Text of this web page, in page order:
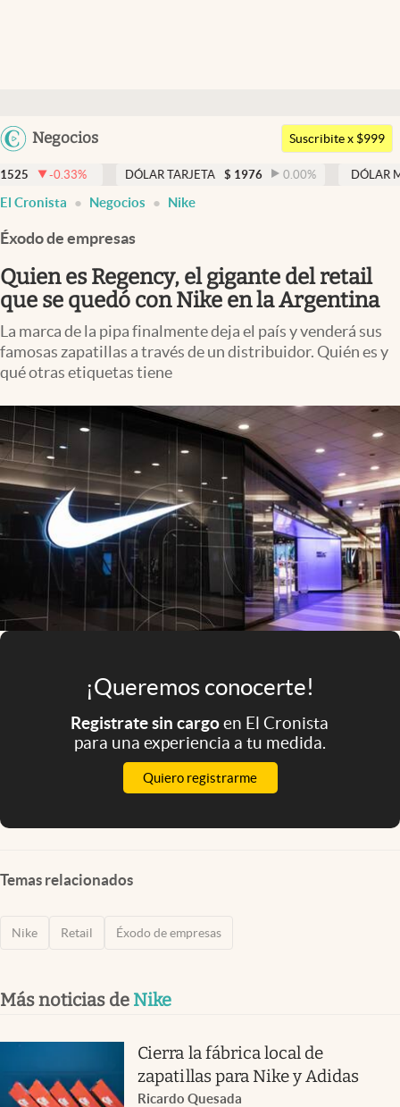
Argentina
Uruguay
Negocios
Members
Economía y Política
Finanzas y Mercados
Mercados Online
Negocios
Columnistas
Otras secciones
Apertura
Infotechnology
Clase
Clima
Mundial 2026
Eventos Corporativos
Mediakit
Suscribite x $999
DÓLAR TARJETA $ 1976 0.00 % DÓLAR MEP 1526,03
El Cronista Negocios Nike
Éxodo de empresas
Quien es Regency, el gigante del retail
que se quedó con Nike en la Argentina
La marca de la pipa finalmente deja el país y venderá sus
famosas zapatillas a través de un distribuidor. Quién es y
qué otras etiquetas tiene
¡Queremos conocerte!
Registrate sin cargoen El Cronista
para una experiencia a tu medida.
Quiero registrarme
Temas relacionados
Nike Retail Éxodo de empresas
Más noticias de Nike
Cierra la fábrica local de
zapatillas para Nike y Adidas
Ricardo Quesada